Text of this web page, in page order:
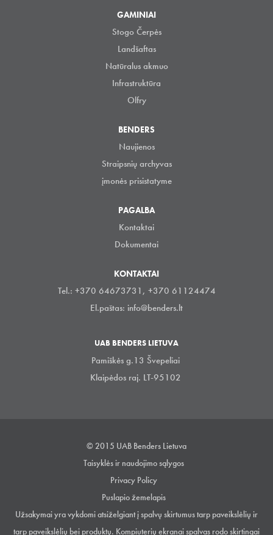
GAMINIAI
Stogo Čerpės
Landšaftas
Natūralus akmuo
Infrastruktūra
Olfry
BENDERS
Naujienos
Straipsnių archyvas
įmonės prisistatyme
PAGALBA
Kontaktai
Dokumentai
KONTAKTAI
Tel.: +370 64673731, +370 61124474
El.paštas: info@benders.lt
UAB BENDERS LIETUVA
Pamiškės g.13 Švepeliai
Klaipėdos raj. LT-95102
© 2015 UAB Benders Lietuva
Taisyklės ir naudojimo sąlygos
Privacy Policy
Puslapio žemelapis
Užsakymai yra vykdomi atsiželgiant į spalvų skirtumus tarp paveikslėlių ir
tarp paveikslėlių bei produktų. Kompiuterių ekranai spalvas rodo skirtingai